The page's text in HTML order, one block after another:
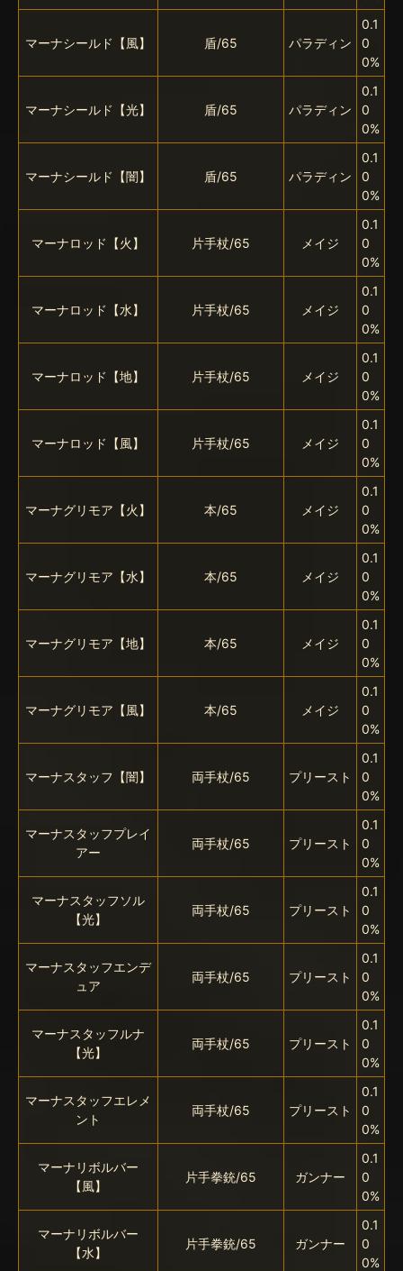
マーナシールド【風】 盾/65 パラディン
0.1
0
0%
マーナシールド【光】 盾/65 パラディン
0.1
0
0%
マーナシールド【闇】 盾/65 パラディン
0.1
0
0%
マーナロッド【火】 片手杖/65 メイジ
0.1
0
0%
マーナロッド【水】 片手杖/65 メイジ
0.1
0
0%
マーナロッド【地】 片手杖/65 メイジ
0.1
0
0%
マーナロッド【風】 片手杖/65 メイジ
0.1
0
0%
マーナグリモア【火】 本/65 メイジ
0.1
0
0%
マーナグリモア【水】 本/65 メイジ
0.1
0
0%
マーナグリモア【地】 本/65 メイジ
0.1
0
0%
マーナグリモア【風】 本/65 メイジ
0.1
0
0%
マーナスタッフ【闇】 両手杖/65 プリースト
0.1
0
0%
マーナスタッフプレイ
アー
両手杖/65 プリースト
0.1
0
0%
マーナスタッフソル
【光】
両手杖/65 プリースト
0.1
0
0%
マーナスタッフエンデ
ュア
両手杖/65 プリースト
0.1
0
0%
マーナスタッフルナ
【光】
両手杖/65 プリースト
0.1
0
0%
マーナスタッフエレメ
ント
両手杖/65 プリースト
0.1
0
0%
マーナリボルバー
【風】
片手拳銃/65 ガンナー
0.1
0
0%
マーナリボルバー
【水】
片手拳銃/65 ガンナー
0.1
0
0%